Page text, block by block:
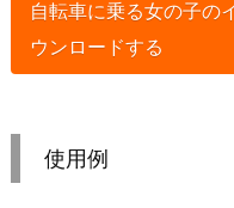
自転車に乗る女の子の
ウンロードする
使用例